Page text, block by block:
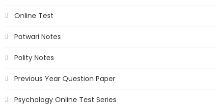
Online Test
Patwari Notes
Polity Notes
Previous Year Question Paper
Psychology Online Test Series